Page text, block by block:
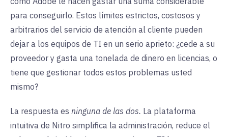
para conseguirlo. Estos límites estrictos, costosos y
arbitrarios del servicio de atención al cliente pueden
dejar a los equipos de TI en un serio aprieto: ¿cede a su
proveedor y gasta una tonelada de dinero en licencias, o
tiene que gestionar todos estos problemas usted
mismo?
La respuesta es ninguna de las dos. La plataforma
intuitiva de Nitro simplifica la administración, reduce el